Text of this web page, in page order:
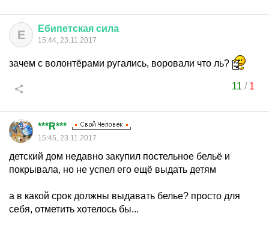
Е Ебипетская сила
15:44, 23.11.2017
зачем с волонтёрами ругались, воровали что ль?
11 / 1
***R***
15:45, 23.11.2017
детский дом недавно закупил постельное бельё и
покрывала, но не успел его ещё выдать детям
а в какой срок должны выдавать белье? просто для
себя, отметить хотелось бы...